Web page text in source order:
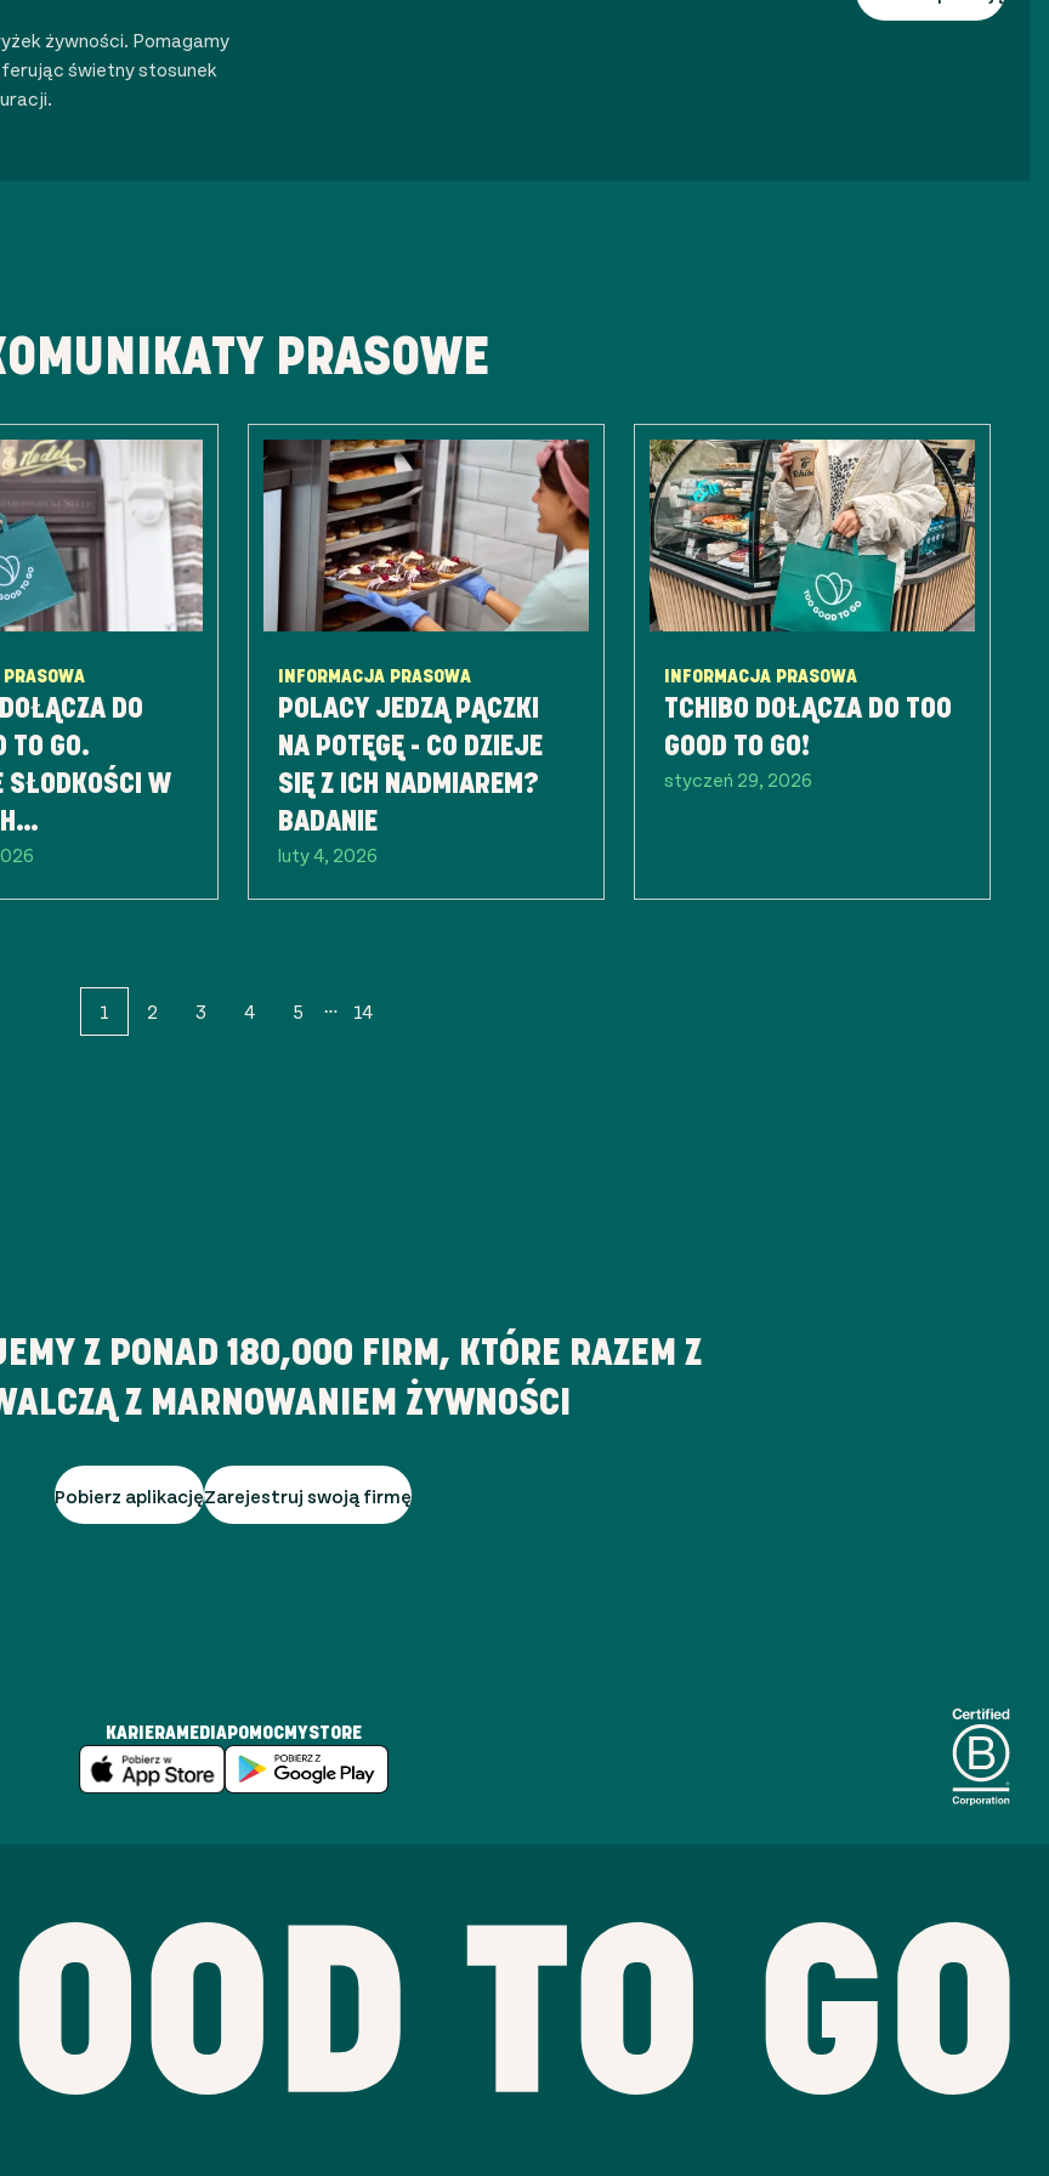
żywności. Pomagamy
świetny stosunek
PRASOWE
PRASOWA
DO
TO GO.
SŁODKOŚCI W
INFORMACJA PRASOWA
POLACY JEDZĄ PĄCZKI
NA POTĘGĘ - CO DZIEJE
SIĘ Z ICH NADMIAREM?
BADANIE
luty 4, 2026
INFORMACJA PRASOWA
TCHIBO DOŁĄCZA DO TOO
GOOD TO GO!
styczeń 29, 2026
1 2 3 4 5 14
Z PONAD 180,000 FIRM, KTÓRE RAZEM Z
Z MARNOWANIEM ŻYWNOŚCI
Pobierz aplikacjęZarejestruj swoją firmę
KARIERA MEDIA POMOCMYSTORE